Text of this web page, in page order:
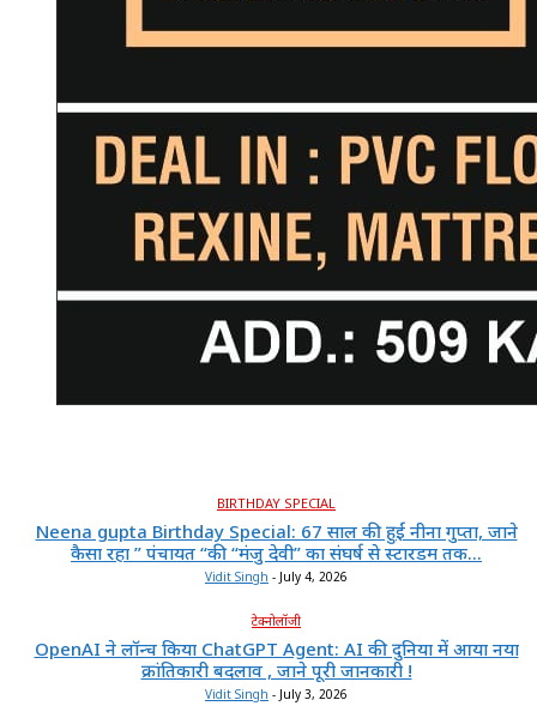
BIRTHDAY SPECIAL
Neena gupta Birthday Special: 67 साल की हुईं नीना गुप्ता, जाने
कैसा रहा ” पंचायत “की “मंजु देवी” का संघर्ष से स्टारडम तक...
Vidit Singh - July 4, 2026
टेक्नोलॉजी
OpenAI ने लॉन्च किया ChatGPT Agent: AI की दुनिया में आया नया
क्रांतिकारी बदलाव , जाने पूरी जानकारी !
Vidit Singh - July 3, 2026